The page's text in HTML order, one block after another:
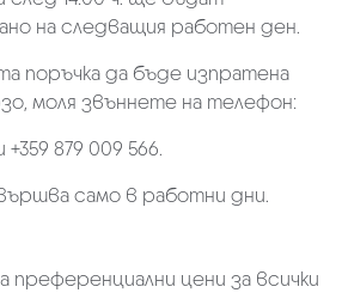
на следващия работен ден.
поръчка да бъде изпратена
моля звъннете на телефон:
+359 879 009 566.
само в работни дни.
преференциални цени за всички